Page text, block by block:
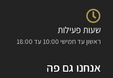
שעות פעילות
ראשון עד חמישי 10:00 עד 18:00
אנחנו גם פה